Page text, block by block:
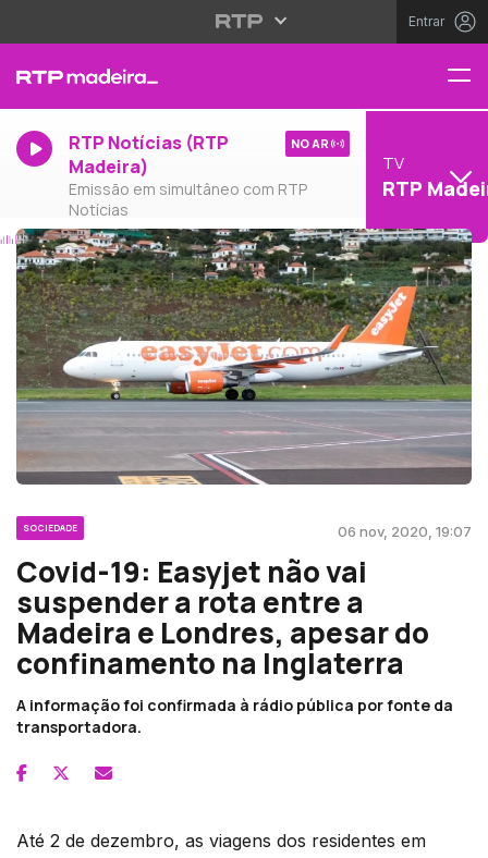
Entrar
RTP Notícias (RTP
Madeira)
Emissão em simultâneo com RTP
Notícias
NO AR
TV
RTP
SOCIEDADE 06 nov, 2020, 19:07
Covid-19: Easyjet não vai
suspender a rota entre a
Madeira e Londres, apesar do
confinamento na Inglaterra
A informação foi confirmada à rádio pública por fonte da
transportadora.
Até 2 de dezembro, as viagens dos residentes em